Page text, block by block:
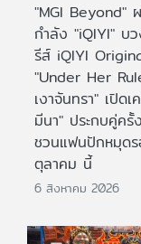
"MGI Beyond"
กำลัง "iQIYI" บ
รีส์ iQIYI
"Under Her
เงาจันทรา" เปิด
มีนา" ประกบคู่ค
ชวนแฟนปักหมุด
ตุลาคม นี้
6 สิงหาคม 2026